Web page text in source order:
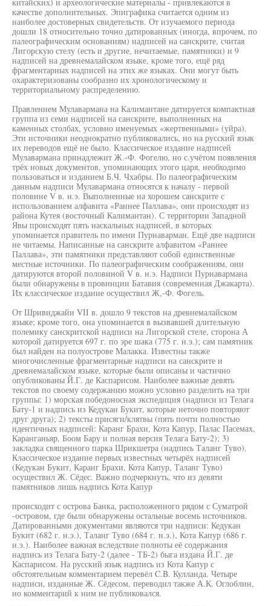
качестве дополнительных. Эпиграфика считается одним из
наиболее достоверных свидетельств. От изучаемого периода
дошли 18 относительно точно датированных (иногда, впрочем, по
палеографическим основаниям) надписей на санскрите, считая
Лигорскую стелу (есть и другие, нечитаемые, памятники) и 9
надписей на древнемалайском языке, кроме того, ещё ряд
фрагментарных надписей на этих же языках. Они могут быть
охарактеризованы сообразно их хронологическому и
территориальному распределению.
Правлением Мулавармана на Калимантане датируется компактная
группа из семи надписей на санскрите, выполненных на
каменных столбах, условно именуемых «жертвенными» (уйра).
Эти источники неоднократно публиковались, но на русский язык
их переводов ещё не было. Классическое издание надписей
Мулавармана принадлежит Ж.-Ф. Фогелю, но с.учётом появления
трёх новых документов, упоминающих этого царя, необходимо
пользоваться и изданием Б.Ч. Чхабры. По палеографическим
данным надписи Мулавармана относятся к началу - первой
половине V в. н.э. Выполненные на хорошем санскрите с
использованием алфавита «Раннее Паллава», они происходят из
района Кутея (восточный Калимантан). С территории Западной
Явы происходят пять наскальных надписей, в которых
упоминается правитель по имени Пурнаварман. Ещё две надписи
не читаемы. Написанные на санскрите алфавитом «Раннее
Паллава», эти памятники представляют собой единственные
местные источники. По палеографическим соображениям, они
датируются второй половиной V в. н.э. Надписи Пурнавармана
были обнаружены в провинции Батавия (современная Джакарта).
Их классическое издание осуществил Ж,-Ф. Фогель.
От Шривиджайи VII в. дошло 9 текстов на древнемалайском
языке; кроме того, она упоминается в вызвавшей длительную
полемику санскритской надписи на Лигорской стеле, сторона А
которой датируется 697 г. по эре шака (775 г. н.э.); сам памятник
был найден на полуострове Малакка. Известны также
многочисленные фрагментарные надписи на санскрите и
древнемалайском языке, которые были описаны и частично
опубликованы Й.Г. де Каспарисом. Наиболее важные девять
текстов по своему содержанию можно условно разделить на три
группы: 1) морская победоносная экспедиция (надписи из Телага
Бату-1 и надпись из Кедукан Букит, которые неточно повторяют
друг друга); 2) тексты присяги/клятвы (пять почти полностью
идентичных надписей: Каранг Брахи, Кота Капур, Палас Пасемах,
Каранганьяр, Боом Бару и полная версия Телага Бату-2); 3)
закладка священного парка Шрикшетра (надпись Таланг Туво).
Классическое издание первых известных четырёх надписей
(Кедукан Букит, Каранг Брахи, Кота Капур, Таланг Туво)
осуществил Ж. Сёдес. Важно подчеркнуть, что из девяти
памятников лишь надпись Кота Капур
происходит с острова Банка, расположенного рядом с Суматрой
-островом, где были обнаружены остальные восемь источников.
Датированными документами являются три надписи: Кедукан
Букит (682 г. н.э.), Таланг Туво (684 г. н.э.), Кота Капур (686 г.
н.э.). Наиболее важная вследствие полноты её содержания
надпись из Телага Бату-2 (далее - ТБ-2) быга издана Й.Г. де
Каспарисом. На русский язык надпись из Кота Капур с
обстоятельным комментарием перевёл C.B. Кулланда. Четыре
надписи, изданные Ж. Сёдесом, переводил также А.К. Оглоблин,
но комментарий к ним не публиковался.